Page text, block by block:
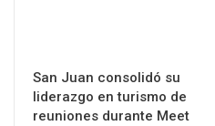
San Juan consolidó su
liderazgo en turismo de
reuniones durante Meet